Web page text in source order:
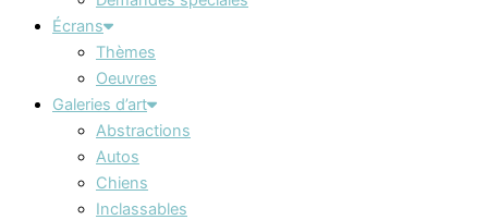
Écrans
Thèmes
Oeuvres
Galeries d’art
Abstractions
Autos
Chiens
Inclassables